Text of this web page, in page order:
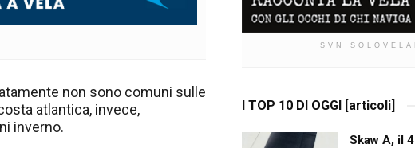
non sono comuni sulle
atlantica, invece,
inverno.
SVN
I TOP 10 DI OGGI [articoli]
Skaw A, il